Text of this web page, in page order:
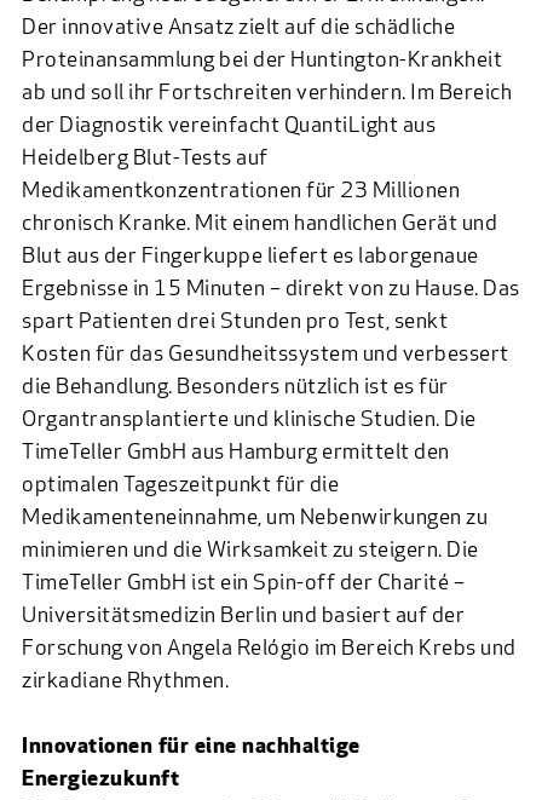
Der innovative Ansatz zielt auf die schädliche
Proteinansammlung bei der Huntington-Krankheit
ab und soll ihr Fortschreiten verhindern. Im Bereich
der Diagnostik vereinfacht QuantiLight aus
Heidelberg Blut-Tests auf
Medikamentkonzentrationen für 23 Millionen
chronisch Kranke. Mit einem handlichen Gerät und
Blut aus der Fingerkuppe liefert es laborgenaue
Ergebnisse in 15 Minuten – direkt von zu Hause. Das
spart Patienten drei Stunden pro Test, senkt
Kosten für das Gesundheitssystem und verbessert
die Behandlung. Besonders nützlich ist es für
Organtransplantierte und klinische Studien. Die
TimeTeller GmbH aus Hamburg ermittelt den
optimalen Tageszeitpunkt für die
Medikamenteneinnahme, um Nebenwirkungen zu
minimieren und die Wirksamkeit zu steigern. Die
TimeTeller GmbH ist ein Spin-off der Charité –
Universitätsmedizin Berlin und basiert auf der
Forschung von Angela Relógio im Bereich Krebs und
zirkadiane Rhythmen.
Innovationen für eine nachhaltige
Energiezukunft